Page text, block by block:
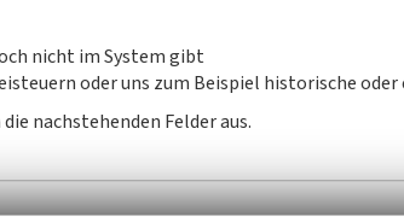
nicht im System gibt
oder uns zum Beispiel historische oder
nachstehenden Felder aus.